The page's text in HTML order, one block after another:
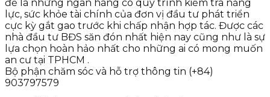
đề là những ngân hàng có quy trình kiểm tra năng
lực, sức khỏe tài chính của đơn vị đầu tư phát triển
cực kỳ gắt gao trước khi chấp nhận hợp tác. Được các
nhà đầu tư BĐS săn đón nhất hiện nay cũng như là sự
lựa chọn hoàn hảo nhất cho những ai có mong muốn
an cư tại TPHCM .
Bộ phận chăm sóc và hỗ trợ thông tin (+84)
903797579